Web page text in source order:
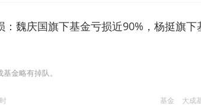
魏庆国旗下基金亏损近90%，杨挺旗下
金略有掉队。
基金 大成